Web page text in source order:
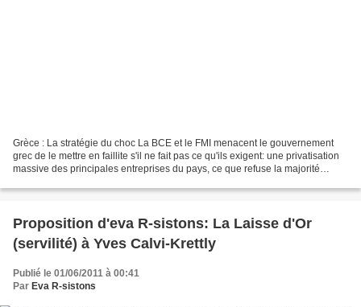
Grèce : La stratégie du choc La BCE et le FMI menacent le gouvernement
grec de le mettre en faillite s'il ne fait pas ce qu'ils exigent: une privatisation
massive des principales entreprises du pays, ce que refuse la majorité
Proposition d'eva R-sistons: La Laisse d'Or
(servilité) à Yves Calvi-Krettly
Publié le 01/06/2011 à 00:41
Par Eva R-sistons